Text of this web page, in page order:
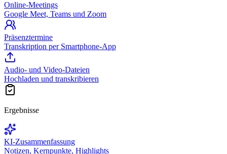
Online-Meetings
Google Meet, Teams und Zoom
Präsenztermine
Transkription per Smartphone-App
Audio- und Video-Dateien
Hochladen und transkribieren
Ergebnisse
KI-Zusammenfassung
Notizen, Kernpunkte, Highlights